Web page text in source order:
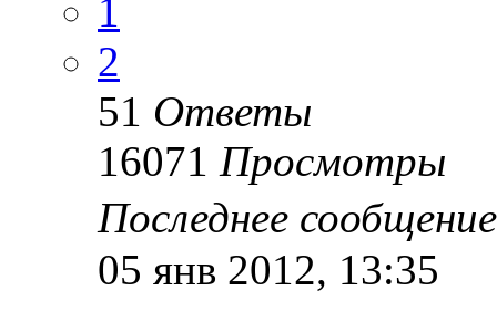
1
2
51 Ответы
16071 Просмотры
Последнее
05 янв 2012, 13:35